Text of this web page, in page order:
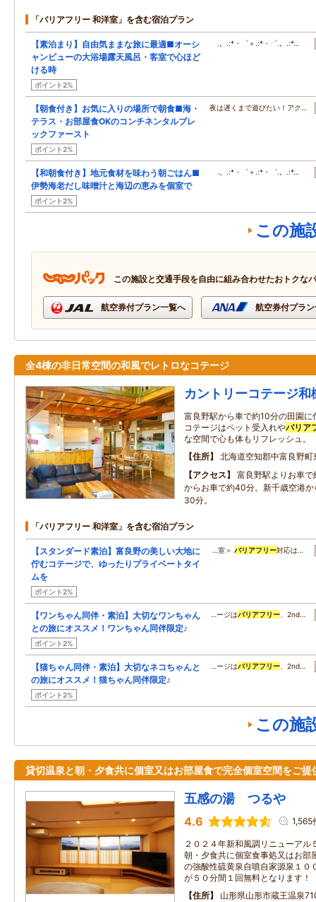
「バリアフリー 和洋室」を含む宿泊プラン
【素泊まり】自由気ままな旅に最適■オーシ
ャンビューの大浴場露天風呂・客室で心ほど
ける時
ポイント2%
.。.:*・゜＋.:*・゜.。.:*…
【朝食付き】お気に入りの場所で朝食■海・
テラス・お部屋食OKのコンチネンタルブレ
ックファースト
ポイント2%
夜は遅くまで遊びたい！アク…
【和朝食付き】地元食材を味わう朝ごはん■
伊勢海老だし味噌汁と海辺の恵みを個室で
ポイント2%
.。.:*・゜＋.:*・゜.。.:*…
この施
この施設と交通手段を自由に組み合わせたおトクな
航空券付プラン一覧へ 航空券付プラ
全4棟の非日常空間の和風でレトロなコテージ
カントリーコテージ和
富良野駅から車で約10分の田園
コテージはペット受入れやバリア
な空間で心も体もリフレッシュ。
住所
北海道空知郡中富良野町
アクセス
富良野駅よりお車
からお車で約40分。新千歳空港
30分。
「バリアフリー 和洋室」を含む宿泊プラン
【スタンダード素泊】富良野の美しい大地に
佇むコテージで、ゆったりプライベートタイ
ムを
ポイント2%
…室＞バリアフリー対応は…
【ワンちゃん同伴・素泊】大切なワンちゃん
との旅にオススメ！ワンちゃん同伴限定♪
ポイント2%
…ージはバリアフリー 、2nd…
【猫ちゃん同伴・素泊】大切なネコちゃんと
の旅にオススメ！猫ちゃん同伴限定♪
ポイント2%
…ージはバリアフリー 、2nd…
この施
貸切温泉と朝・夕食共に個室又はお部屋食で完全個室空間をご提
五感の湯 つるや
4.6 1,565
２０２４年新和風調リニューアル
朝・夕食共に個室食事処又はお部
の強酸性硫黄泉自噴自家源泉１０
が５０分間１回無料となります！
住所
山形県山形市蔵王温泉